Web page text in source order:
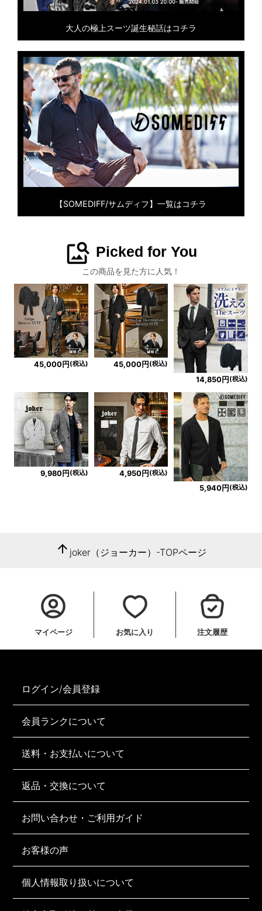
大人の極上スーツ誕生秘話はコチラ
【SOMEDIFF/サムディフ】一覧はコチラ
image_search Picked for You
この商品を見た方に人気！
45,000円 (税込) 45,000円 (税込)
14,850円 (税込)
9,980円(税込) 4,950円(税込)
5,940円 (税込)
arrow_upward joker（ジョーカー）-TOPページ
マイページ お気に入り 注文履歴
ログイン/会員登録
会員ランクについて
送料・お支払いについて
返品・交換について
お問い合わせ・ご利用ガイド
お客様の声
個人情報取り扱いについて